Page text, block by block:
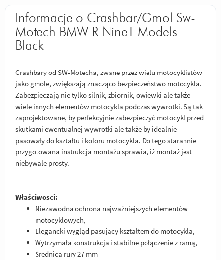
Informacje o Crashbar/Gmol Sw-
Motech BMW R NineT Models
Black
Crashbary od SW-Motecha, zwane przez wielu motocyklistów
jako gmole, zwiększają znacząco bezpieczeństwo motocykla.
Zabezpieczają nie tylko silnik, zbiornik, owiewki ale także
wiele innych elementów motocykla podczas wywrotki. Są tak
zaprojektowane, by perfekcyjnie zabezpieczyć motocykl przed
skutkami ewentualnej wywrotki ale także by idealnie
pasowały do kształtu i koloru motocykla. Do tego starannie
przygotowana instrukcja montażu sprawia, iż montaż jest
niebywale prosty.
Właściwosci:
Niezawodna ochrona najważniejszych elementów
motocyklowych,
Elegancki wygląd pasujący kształtem do motocykla,
Wytrzymała konstrukcja i stabilne połączenie z ramą,
Średnica rury 27 mm